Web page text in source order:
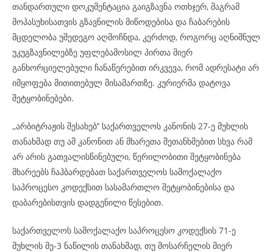
თანდართული დოკუმენტაცია გაიგზავნა ოთხჯერ, მაგრამ
მოპასუხისათვის გზავნილის მიწოდებისა და ჩაბარების
მცდელობა უშედეგო აღმოჩნდა, კერძოდ, როგორც აღნიშნულ
უკუგზავნილებზე უფლებამოსილ პირთა მიერ
განხორციელებული ჩანაწერებით ირკვევა, რომ ადრესატი არ
იმყოფება მითითებულ მისამართზე. კურიერმა დატოვა
შეტყობინებები.
,,არბიტრაჟის შესახებ’’ საქართველოს კანონის 27-ე მუხლის
თანახმად თუ ამ კანონით ან მხარეთა შეთანხმებით სხვა რამ
არ არის გათვალისწინებული, წერილობითი შეტყობინება
მხარეებს ჩაჰბარდებათ საქართველოს სამოქალაქო
საპროცესო კოდექსით სასამართლო შეტყობინებისა და
დაბარებისთვის დადგენილი წესებით.
საქართველოს სამოქალაქო საპროცესო კოდექსის 71-ე
მუხლის მე-3 ნაწილის თანახმად, თუ მოსარჩელის მიერ